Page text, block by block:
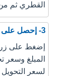
القطري ثم من
3- إحصل على نتيجة التحويل
إضغط على
لسعر